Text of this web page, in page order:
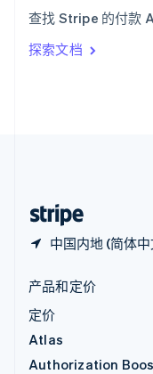
查找 Stripe 的付款
探索文档
中国内地 (简体中
ItalianoEnglish
印度
English
产品和定价
定价
Atlas
Authorization